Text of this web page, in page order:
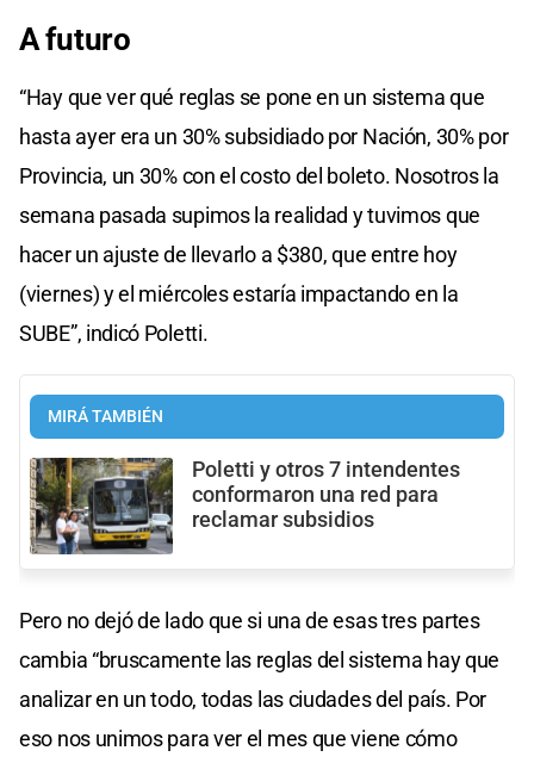
A futuro
“Hay que ver qué reglas se pone en un sistema que
hasta ayer era un 30% subsidiado por Nación, 30% por
Provincia, un 30% con el costo del boleto. Nosotros la
semana pasada supimos la realidad y tuvimos que
hacer un ajuste de llevarlo a $380, que entre hoy
(viernes) y el miércoles estaría impactando en la
SUBE”, indicó Poletti.
MIRÁ TAMBIÉN
Poletti y otros 7 intendentes
conformaron una red para
reclamar subsidios
Pero no dejó de lado que si una de esas tres partes
cambia “bruscamente las reglas del sistema hay que
analizar en un todo, todas las ciudades del país. Por
eso nos unimos para ver el mes que viene cómo